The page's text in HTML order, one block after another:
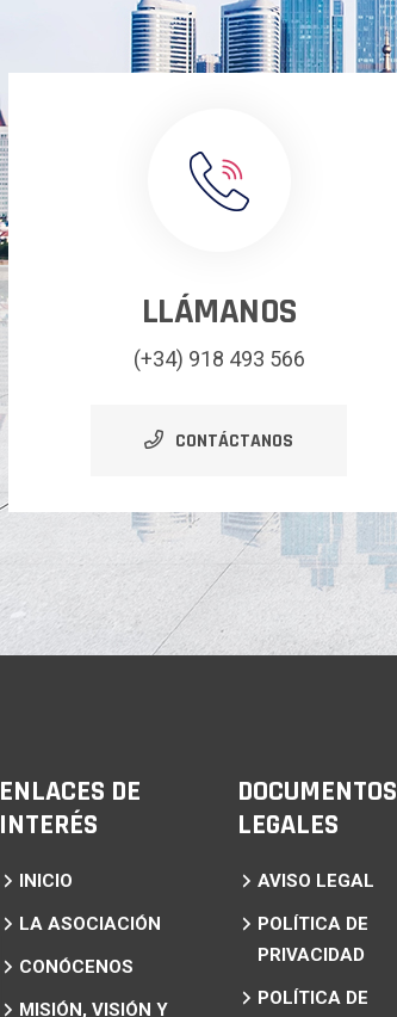
LLÁMANOS
(+34) 918 493 566
CONTÁCTANOS
ENLACES DE
INTERÉS
INICIO
LA ASOCIACIÓN
CONÓCENOS
MISIÓN, VISIÓN Y
DOCUMENTOS
LEGALES
AVISO LEGAL
POLÍTICA DE
PRIVACIDAD
POLÍTICA DE